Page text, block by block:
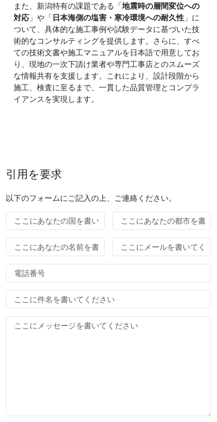
また、新潟特有の課題である「地震時の層間変位への
対応 」や「日本海側の塩害・寒冷環境への耐久性 」に
ついて、具体的な施工事例や試験データに基づいた技
術的なコンサルティングを提供します。さらに、すべ
ての技術文書や施工マニュアルを日本語で用意してお
り、現地の一次下請け業者や専門工事店とのスムーズ
な情報共有を支援します。これにより、設計段階から
施工、検査に至るまで、一貫した品質管理とコンプラ
イアンスを実現します。
引用を要求
以下のフォームにご記入の上、ご連絡ください。